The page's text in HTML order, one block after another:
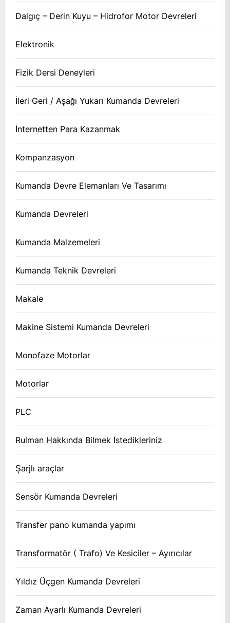
Dalgıç – Derin Kuyu – Hidrofor Motor Devreleri
Elektronik
Fizik Dersi Deneyleri
İleri Geri / Aşağı Yukarı Kumanda Devreleri
İnternetten Para Kazanmak
Kompanzasyon
Kumanda Devre Elemanları Ve Tasarımı
Kumanda Devreleri
Kumanda Malzemeleri
Kumanda Teknik Devreleri
Makale
Makine Sistemi Kumanda Devreleri
Monofaze Motorlar
Motorlar
PLC
Rulman Hakkında Bilmek İstedikleriniz
Şarjlı araçlar
Sensör Kumanda Devreleri
Transfer pano kumanda yapımı
Transformatör ( Trafo) Ve Kesiciler – Ayırıcılar
Yıldız Üçgen Kumanda Devreleri
Zaman Ayarlı Kumanda Devreleri